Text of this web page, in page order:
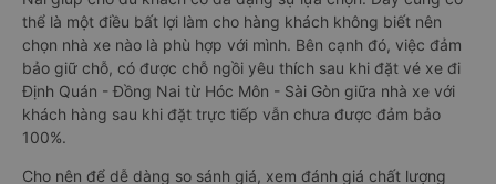
thể là một điều bất lợi làm cho hàng khách không biết nên
chọn nhà xe nào là phù hợp với mình. Bên cạnh đó, việc đảm
bảo giữ chỗ, có được chỗ ngồi yêu thích sau khi đặt vé xe đi
Định Quán - Đồng Nai từ Hóc Môn - Sài Gòn giữa nhà xe với
khách hàng sau khi đặt trực tiếp vẫn chưa được đảm bảo
100%.
Cho nên để dễ dàng so sánh giá, xem đánh giá chất lượng